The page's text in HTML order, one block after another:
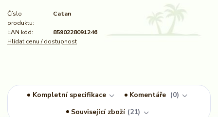
Číslo
produktu:
Catan
EAN kód:
8590228091246
Hlídat cenu / dostupnost
Kompletní specifikace Komentáře
0
Související zboží 21